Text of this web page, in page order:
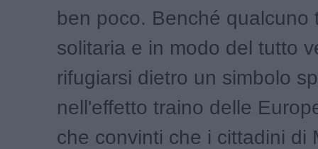
ben poco. Benché qualcuno
solitaria e in modo del tutto
rifugiarsi dietro un simbolo
nell'effetto traino delle
che convinti che i cittadini di